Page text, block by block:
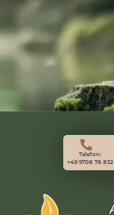
Telefon:
+49 9708 78 832